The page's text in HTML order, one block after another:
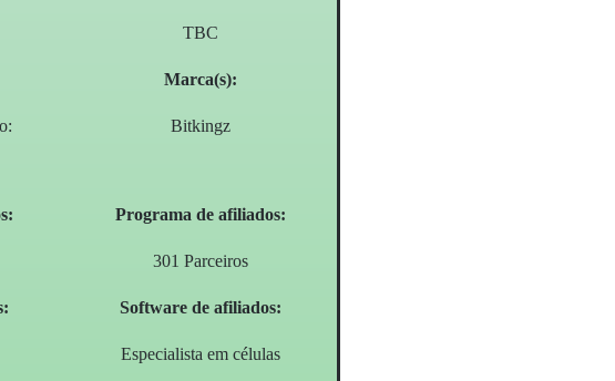
TBC
Marca(s):
Bitkingz
Programa de afiliados:
301 Parceiros
Software de afiliados:
Especialista em células